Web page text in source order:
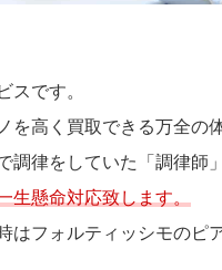
スです。
を高く買取できる万全の
調律をしていた「調律師
懸命対応致します。
はフォルティッシモのピ